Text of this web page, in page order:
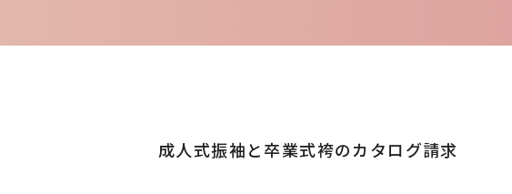
成人式振袖と卒業式袴のカタログ請求